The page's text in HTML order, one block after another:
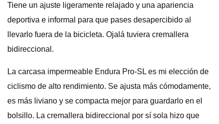
Tiene un ajuste ligeramente relajado y una apariencia
deportiva e informal para que pases desapercibido al
llevarlo fuera de la bicicleta. Ojalá tuviera cremallera
bidireccional.
La carcasa impermeable Endura Pro-SL es mi elección de
ciclismo de alto rendimiento. Se ajusta más cómodamente,
es más liviano y se compacta mejor para guardarlo en el
bolsillo. La cremallera bidireccional por sí sola hizo que